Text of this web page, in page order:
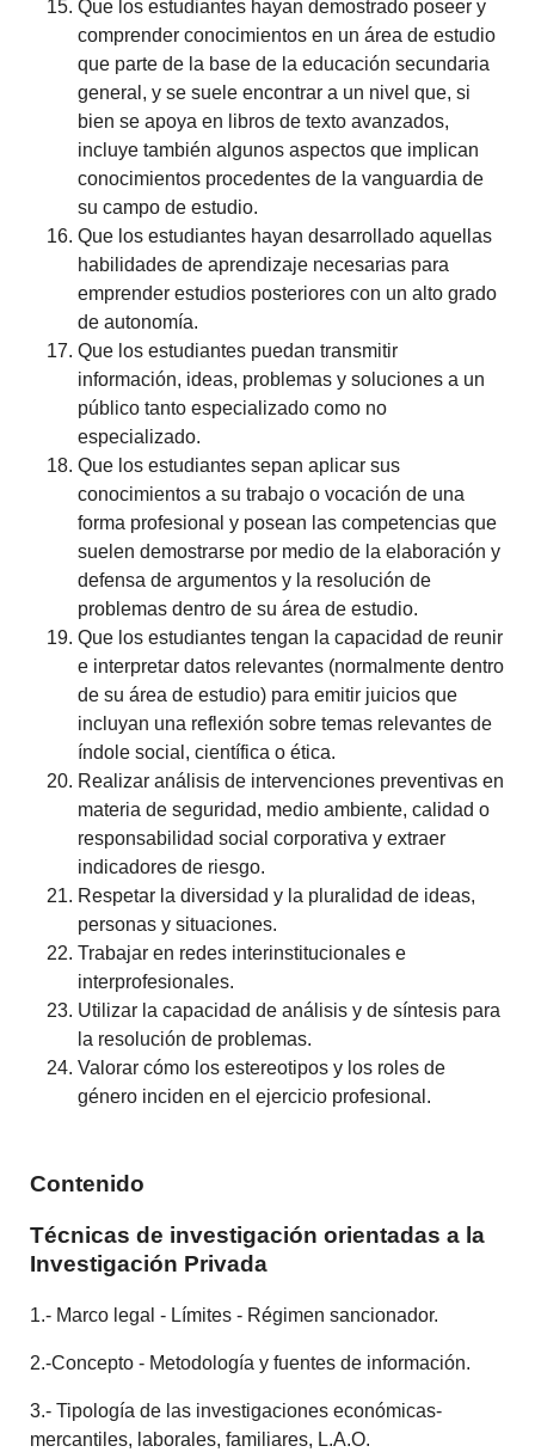
Que los estudiantes hayan demostrado poseer y
comprender conocimientos en un área de estudio
que parte de la base de la educación secundaria
general, y se suele encontrar a un nivel que, si
bien se apoya en libros de texto avanzados,
incluye también algunos aspectos que implican
conocimientos procedentes de la vanguardia de
su campo de estudio.
Que los estudiantes hayan desarrollado aquellas
habilidades de aprendizaje necesarias para
emprender estudios posteriores con un alto grado
de autonomía.
Que los estudiantes puedan transmitir
información, ideas, problemas y soluciones a un
público tanto especializado como no
especializado.
Que los estudiantes sepan aplicar sus
conocimientos a su trabajo o vocación de una
forma profesional y posean las competencias que
suelen demostrarse por medio de la elaboración y
defensa de argumentos y la resolución de
problemas dentro de su área de estudio.
Que los estudiantes tengan la capacidad de reunir
e interpretar datos relevantes (normalmente dentro
de su área de estudio) para emitir juicios que
incluyan una reflexión sobre temas relevantes de
índole social, científica o ética.
Realizar análisis de intervenciones preventivas en
materia de seguridad, medio ambiente, calidad o
responsabilidad social corporativa y extraer
indicadores de riesgo.
Respetar la diversidad y la pluralidad de ideas,
personas y situaciones.
Trabajar en redes interinstitucionales e
interprofesionales.
Utilizar la capacidad de análisis y de síntesis para
la resolución de problemas.
Valorar cómo los estereotipos y los roles de
género inciden en el ejercicio profesional.
Contenido
Técnicas de investigación orientadas a la
Investigación Privada
1.- Marco legal - Límites - Régimen sancionador.
2.-Concepto - Metodología y fuentes de información.
3.- Tipología de las investigaciones económicas-
mercantiles, laborales, familiares, L.A.O.